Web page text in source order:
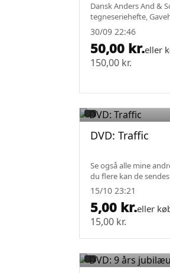
Dansk Anders And &
tegneseriehefte,
viser velkendte
forsiden. En
klassiske danske
30/09 22:46
50,00 kr.eller
150,00 kr.
DVD: Traffic
Se også alle mine
du flere kan de
fragt.
15/10 23:21
5,00 kr.eller
15,00 kr.